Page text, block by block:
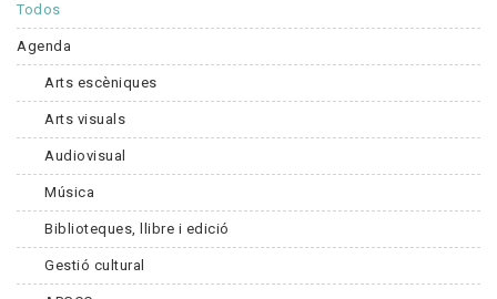
Todos
Agenda
Arts escèniques
Arts visuals
Audiovisual
Música
Biblioteques, llibre i edició
Gestió cultural